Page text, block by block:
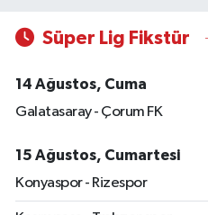
Süper Lig Fikstür
14 Ağustos, Cuma
Galatasaray - Çorum FK
15 Ağustos, Cumartesi
Konyaspor - Rizespor